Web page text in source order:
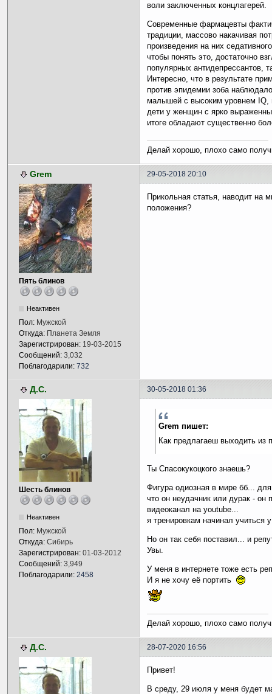
воли заключенных концлагерей.
Современные фармацевты
традиции, массово накачивая
произведения на них
чтобы понять это, достаточно
популярных антидепрессантов,
Интересно, что в результате
против эпидемии зоба
малышей с высоким уровнем IQ,
дети у женщин с ярко
итоге обладают существенно
Делай хорошо, плохо само
Grem 29-05-2018 20:10
Пять блинов
Неактивен
Пол: Мужской
Откуда: Планета Земля
Зарегистрирован: 19-03-2015
Сообщений: 3,032
Поблагодарили: 732
Прикольная статья, наводит на
положения?
Д.С. 30-05-2018 01:36
Шесть блинов
Неактивен
Пол: Мужской
Откуда: Сибирь
Зарегистрирован: 01-03-2012
Сообщений: 3,949
Поблагодарили: 2458
Grem пишет:
Как предлагаеш выходить из
Ты Спасокукоцкого знаешь?
Фигура одиозная в мире бб...
что он неудачник или дурак - он
видеоканал на youtube...
я тренировкам начинал учиться
Но он так себя поставил... и
Увы.
У меня в интернете тоже есть
И я не хочу её портить
Делай хорошо, плохо само
Д.С. 28-07-2020 16:56
Привет!
В среду, 29 июля у меня будет